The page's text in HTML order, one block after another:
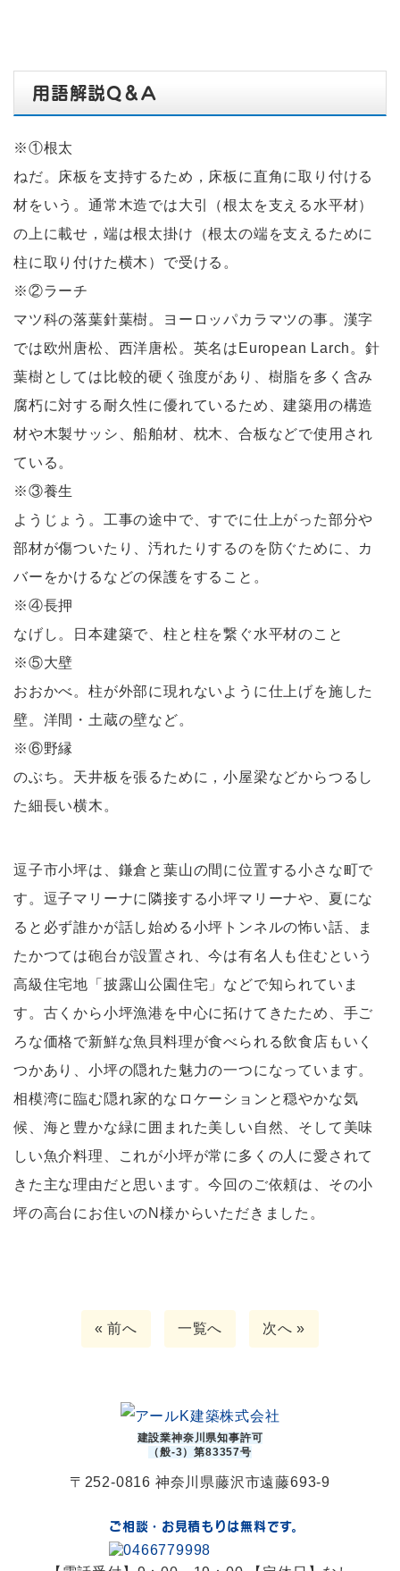
用語解説Q＆A
※①根太
ねだ。床板を支持するため，床板に直角に取り付ける
材をいう。通常木造では大引（根太を支える水平材）
の上に載せ，端は根太掛け（根太の端を支えるために
柱に取り付けた横木）で受ける。
※②ラーチ
マツ科の落葉針葉樹。ヨーロッパカラマツの事。漢字
では欧州唐松、西洋唐松。英名はEuropean Larch。針
葉樹としては比較的硬く強度があり、樹脂を多く含み
腐朽に対する耐久性に優れているため、建築用の構造
材や木製サッシ、船舶材、枕木、合板などで使用され
ている。
※③養生
ようじょう。工事の途中で、すでに仕上がった部分や
部材が傷ついたり、汚れたりするのを防ぐために、カ
バーをかけるなどの保護をすること。
※④長押
なげし。日本建築で、柱と柱を繋ぐ水平材のこと
※⑤大壁
おおかべ。柱が外部に現れないように仕上げを施した
壁。洋間・土蔵の壁など。
※⑥野縁
のぶち。天井板を張るために，小屋梁などからつるし
た細長い横木。
逗子市小坪は、鎌倉と葉山の間に位置する小さな町で
す。逗子マリーナに隣接する小坪マリーナや、夏にな
ると必ず誰かが話し始める小坪トンネルの怖い話、ま
たかつては砲台が設置され、今は有名人も住むという
高級住宅地「披露山公園住宅」などで知られていま
す。古くから小坪漁港を中心に拓けてきたため、手ご
ろな価格で新鮮な魚貝料理が食べられる飲食店もいく
つかあり、小坪の隠れた魅力の一つになっています。
相模湾に臨む隠れ家的なロケーションと穏やかな気
候、海と豊かな緑に囲まれた美しい自然、そして美味
しい魚介料理、これが小坪が常に多くの人に愛されて
きた主な理由だと思います。今回のご依頼は、その小
坪の高台にお住いのN様からいただきました。
« 前へ 一覧へ 次へ »
建設業神奈川県知事許可
（般-3）第83357号
〒252-0816 神奈川県藤沢市遠藤693-9
ご相談・お見積もりは無料です。